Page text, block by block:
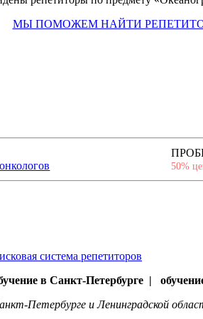
МЫ ПОМОЖЕМ НАЙТИ
50%
система репетиторов
в Санкт-Петербурге |
Петербурге и Ленинградской